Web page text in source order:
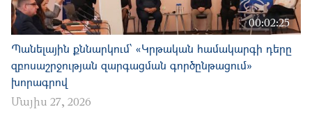
00:02:25
Պանելային քննարկում՝ «Կրթական համակարգի դերը
զբոսաշրջության զարգացման գործընթացում»
խորագրով
Մայիս 27, 2026